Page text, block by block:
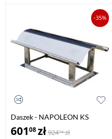
-35%
Daszek - NAPOLEON KS
400x500mm
60108zł92474 zł